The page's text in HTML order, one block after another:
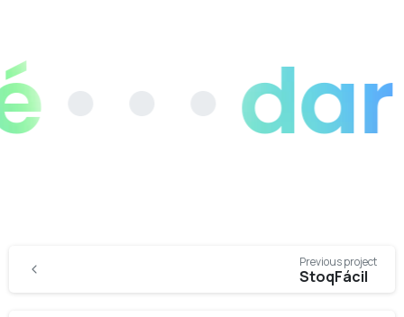
• dar
Reading
Previous project
StoqFácil